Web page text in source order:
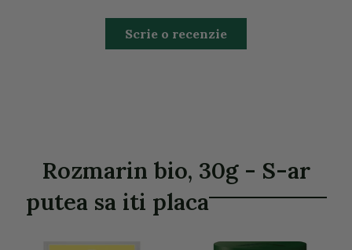
Scrie o recenzie
Rozmarin bio, 30g - S-ar
putea sa iti placa